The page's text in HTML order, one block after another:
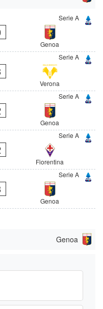
Serie A
Genoa
Serie A
Verona
Serie A
Genoa
Serie A
Fiorentina
Serie A
Genoa
Genoa